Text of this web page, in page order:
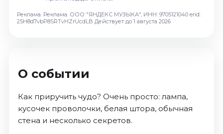
Декабрь 2026
Сентябрь 2026
Декабрь 2026
События
Реклама. Реклама. ООО "ЯНДЕКС МУЗЫКА", ИНН: 9705121040 erid:
25H8d7vbP8SRTvHZrUcdLB Действует до 1 августа 2026
О событии
Как приручить чудо? Очень просто: лампа,
кусочек проволочки, белая штора, обычная
стена и несколько секретов.